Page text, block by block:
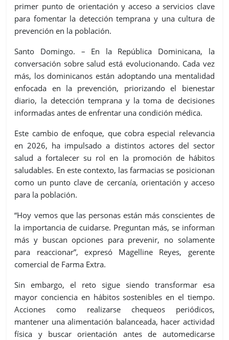
primer punto de orientación y acceso a servicios clave
para fomentar la detección temprana y una cultura de
prevención en la población.
Santo Domingo. – En la República Dominicana, la
conversación sobre salud está evolucionando. Cada vez
más, los dominicanos están adoptando una mentalidad
enfocada en la prevención, priorizando el bienestar
diario, la detección temprana y la toma de decisiones
informadas antes de enfrentar una condición médica.
Este cambio de enfoque, que cobra especial relevancia
en 2026, ha impulsado a distintos actores del sector
salud a fortalecer su rol en la promoción de hábitos
saludables. En este contexto, las farmacias se posicionan
como un punto clave de cercanía, orientación y acceso
para la población.
“Hoy vemos que las personas están más conscientes de
la importancia de cuidarse. Preguntan más, se informan
más y buscan opciones para prevenir, no solamente
para reaccionar”, expresó Magelline Reyes, gerente
comercial de Farma Extra.
Sin embargo, el reto sigue siendo transformar esa
mayor conciencia en hábitos sostenibles en el tiempo.
Acciones como realizarse chequeos periódicos,
mantener una alimentación balanceada, hacer actividad
física y buscar orientación antes de automedicarse